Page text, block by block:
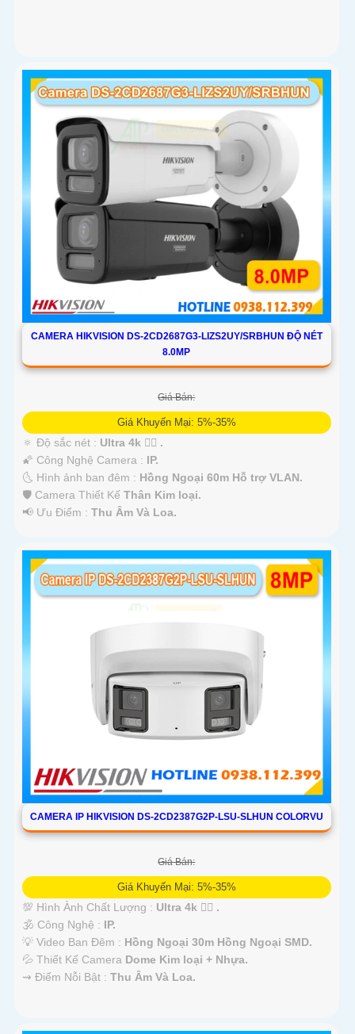
CAMERA HIKVISION DS-2CD2687G3-LIZS2UY/SRBHUN ĐỘ NÉT
8.0MP
Giá Bán:
Giá Khuyến Mại: 5%-35%
🔅 Độ sắc nét : Ultra 4k 👍🏾 .
🌠 Công Nghệ Camera : IP.
🌜 Hình ảnh ban đêm : Hồng Ngoại 60m Hỗ trợ VLAN.
🛡 Camera Thiết Kế Thân Kim loại.
️📢 Ưu Điểm : Thu Âm Và Loa.
CAMERA IP HIKVISION DS-2CD2387G2P-LSU-SLHUN COLORVU
Giá Bán:
Giá Khuyến Mại: 5%-35%
💯 Hình Ành Chất Lượng : Ultra 4k 👍🏾 .
🕉️ Công Nghệ : IP.
💡 Video Ban Đêm : Hồng Ngoại 30m Hồng Ngoại SMD.
💦 Thiết Kế Camera Dome Kim loại + Nhựa.
️⇝ Điểm Nỗi Bật : Thu Âm Và Loa.